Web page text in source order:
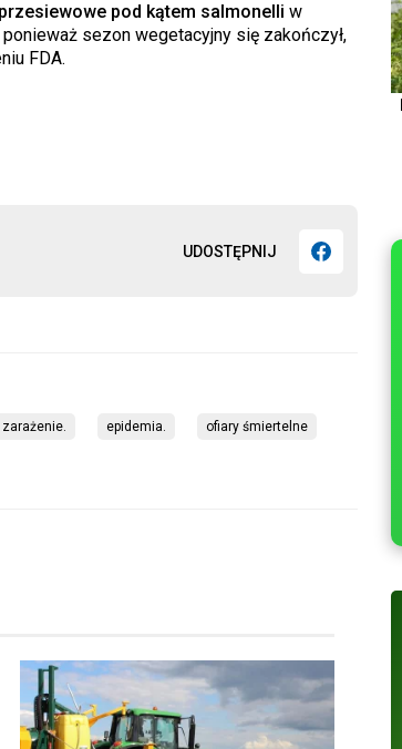
UDOSTĘPNIJ
pod kątem salmonelli w
sezon wegetacyjny się zakończył,
FDA.
zarażenie. epidemia. ofiary śmiertelne